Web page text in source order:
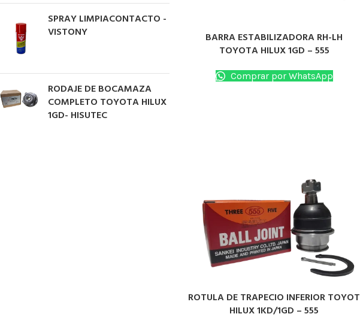
SPRAY LIMPIACONTACTO -
VISTONY
RODAJE DE BOCAMAZA
COMPLETO TOYOTA HILUX
1GD- HISUTEC
LEER MÁS
BARRA ESTABILIZADORA RH-LH
TOYOTA HILUX 1GD – 555
Comprar por WhatsApp
LEER MÁS
ROTULA DE TRAPECIO INFERIOR TOYOT
HILUX 1KD/1GD – 555